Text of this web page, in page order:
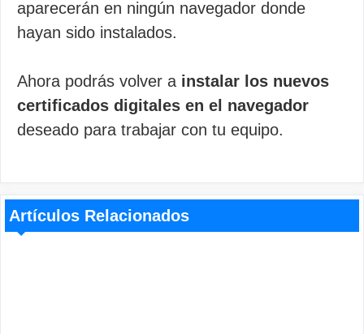
aparecerán en ningún navegador donde
hayan sido instalados.
Ahora podrás volver a instalar los nuevos
certificados digitales en el navegador
deseado para trabajar con tu equipo.
Artículos Relacionados